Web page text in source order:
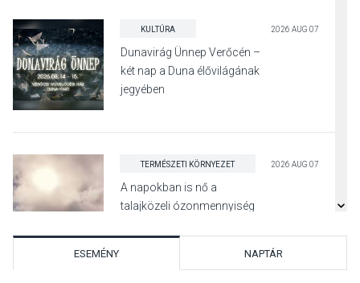
KULTÚRA 2026 AUG 07
Dunavirág Ünnep Verőcén –
két nap a Duna élővilágának
jegyében
TERMÉSZETI KÖRNYEZET 2026 AUG 07
A napokban is nő a
talajközeli ózonmennyiség
ESEMÉNY NAPTÁR